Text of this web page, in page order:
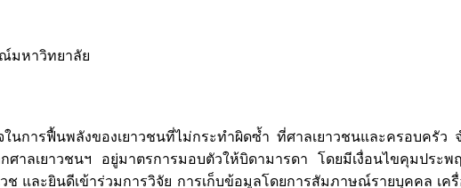
มหาวิทยาลัย
นการฟื้นพลังของเยาวชนที่ไม่กระทำผิดซ้ำ ที่ศาลเยาวชนและครอบครั
ศาลเยาวชนฯ อยู่มาตรการมอบตัวให้บิดามารดา โดยมีเงื่อนไขคุมปร
ช และยินดีเข้าร่วมการวิจัย การเก็บข้อมูลโดยการสัมภาษณ์รายบุคคล